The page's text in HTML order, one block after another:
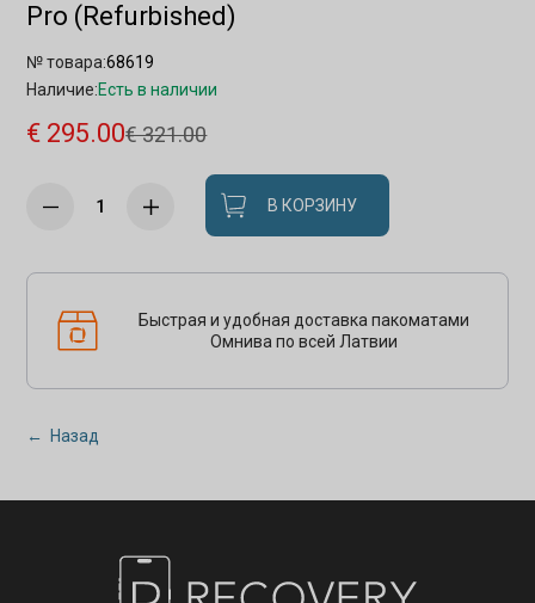
Pro (Refurbished)
№ товара:68619
Наличие:Есть в наличии
€ 295.00€ 321.00
В КОРЗИНУ
Быстрая и удобная доставка пакоматами
Омнива по всей Латвии
← Назад